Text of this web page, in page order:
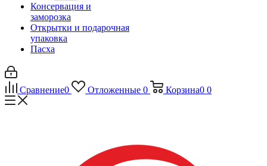
Консервация и
заморозка
Открытки и подарочная
упаковка
Пасха
Сравнение0 Отложенные 0 Корзина0 0